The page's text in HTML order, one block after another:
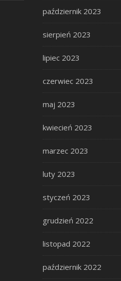
październik 2023
sierpień 2023
lipiec 2023
czerwiec 2023
maj 2023
kwiecień 2023
marzec 2023
luty 2023
styczeń 2023
grudzień 2022
listopad 2022
październik 2022